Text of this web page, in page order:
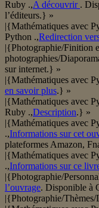
Ruby .,A découvrir .
l’éditeurs.} »
|{Mathématiques avec
Python .,Redirection
|{Photographie/Finition
photographies/
sur internet.} »
|{Mathématiques avec
en savoir plus.} »
|{Mathématiques avec
Ruby .,Description.} »
|{Mathématiques avec
.,Informations sur cet
plateformes Amazon,
|{Mathématiques avec
.,Informations sur ce
|{Photographie/
l’ouvrage. Disponible
|{Photographie/Thèmes/